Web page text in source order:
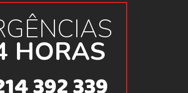
HORAS